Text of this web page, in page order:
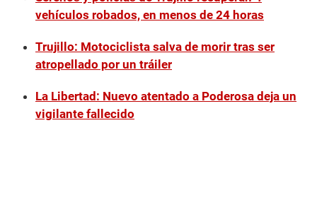
vehículos robados, en menos de 24 horas
Trujillo: Motociclista salva de morir tras ser
atropellado por un tráiler
La Libertad: Nuevo atentado a Poderosa deja un
vigilante fallecido